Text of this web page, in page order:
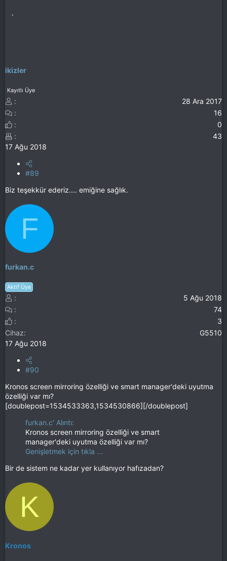
ikizler
Kayıtlı Üye
28 Ara 2017
16
0
43
17 Ağu 2018
#89
Biz teşekkür ederiz.... emiğine sağlık.
F
furkan.c
Aktif Üye
5 Ağu 2018
74
3
Cihaz
G5510
17 Ağu 2018
#90
Kronos screen mirroring özelliği ve smart manager'deki uyutma
özelliği var mı?
[doublepost=1534533363,1534530866][/doublepost]
furkan.c' Alıntı:
Kronos screen mirroring özelliği ve smart
manager'deki uyutma özelliği var mı?
Genişletmek için tıkla ...
Bir de sistem ne kadar yer kullanıyor hafızadan?
K
Kronos